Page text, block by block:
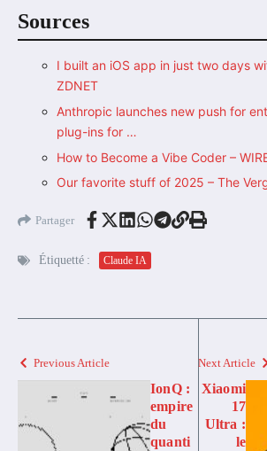
Sources
I built an iOS app in just two days
ZDNET
Anthropic launches new push for
plug-ins for …
How to Become a Vibe Coder –
Our favorite stuff of 2025 – The
Partager
Étiquetté : Claude IA
Previous Article
IonQ :
empire
du
quanti
Next Article
Xiaomi
17
Ultra :
le